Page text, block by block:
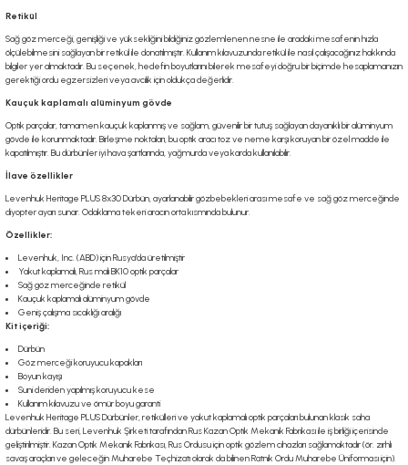
Retikül
Sağ göz merceği, genişliği ve yüksekliğini bildiğiniz gözlemlenen nesne ile aradaki mesafenin hızla
ölçülebilmesini sağlayan bir retikül ile donatılmıştır. Kullanım kılavuzunda retikül ile nasıl çalışacağınız hakkında
bilgiler yer almaktadır. Bu seçenek, hedefin boyutlarını bilerek mesafeyi doğru bir biçimde hesaplamanızın
gerektiği ordu egzersizleri veya avcılık için oldukça değerlidir.
Kauçuk kaplamalı alüminyum gövde
Optik parçalar, tamamen kauçuk kaplanmış ve sağlam, güvenilir bir tutuş sağlayan dayanıklı bir alüminyum
gövde ile korunmaktadır. Birleşme noktaları, bu optik aracı toz ve neme karşı koruyan bir özel madde ile
kapatılmıştır. Bu dürbünler iyi hava şartlarında, yağmurda veya karda kullanılabilir.
İlave özellikler
Levenhuk Heritage PLUS 8x30 Dürbün, ayarlanabilir gözbebekleri arası mesafe ve sağ göz merceğinde
diyopter ayarı sunar. Odaklama tekeri aracın orta kısmında bulunur.
Özellikler:
Levenhuk, Inc. (ABD) için Rusya'da üretilmiştir
Yakut kaplamalı, Rus malı BK10 optik parçalar
Sağ göz merceğinde retikül
Kauçuk kaplamalı alüminyum gövde
Geniş çalışma sıcaklığı aralığı
Kit içeriği:
Dürbün
Göz merceği koruyucu kapakları
Boyun kayışı
Suni deriden yapılmış koruyucu kese
Kullanım kılavuzu ve ömür boyu garanti
Levenhuk Heritage PLUS Dürbünler, retikülleri ve yakut kaplamalı optik parçaları bulunan klasik saha
dürbünleridir. Bu seri, Levenhuk Şirketi tarafından Rus Kazan Optik Mekanik Fabrikası ile iş birliği içerisinde
geliştirilmiştir. Kazan Optik Mekanik Fabrikası, Rus Ordusu için optik gözlem cihazları sağlamaktadır (ör. zırhlı
savaş araçları ve geleceğin Muharebe Teçhizatı olarak da bilinen Ratnik Ordu Muharebe Üniforması için).